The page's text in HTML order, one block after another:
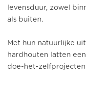
levensduur, zowel
als buiten.
Met hun natuurlijke
hardhouten latten
doe-het-zelfprojecten